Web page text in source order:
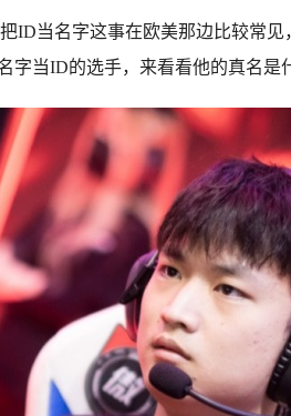
ID当名字这事在欧美那边比较常
字当ID的选手，来看看他的真名是